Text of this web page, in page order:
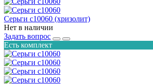
Серьги с10060 (хризолит)
Нет в наличии
Задать вопрос
Есть комплект